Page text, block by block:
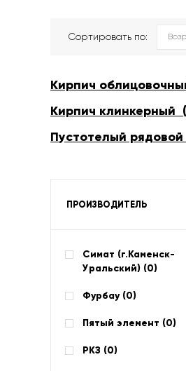
Сортировать по:
Кирпич
Кирпич клинкерный
Пустотелый
ПРОИЗВОДИТЕЛЬ
Симат (г.Каменск-
Уральский) (0)
Фурбау (0)
Пятый элемент (0)
РКЗ (0)